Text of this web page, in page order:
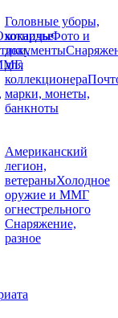
Головные уборы,
кокардыФото и
документы
для
коллекционера
марки, монеты,
банкноты
Американский
легион,
ветераныХолодное
оружие и ММГ
огнестрельного
Снаряжение,
разное